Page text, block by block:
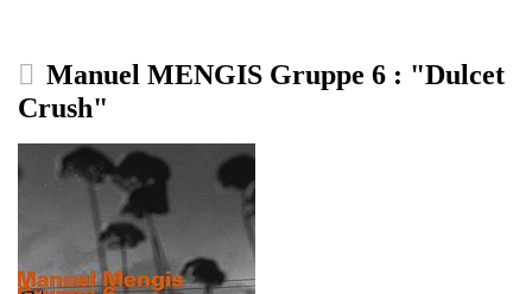
Manuel MENGIS Gruppe 6 : "Dulcet
Crush"